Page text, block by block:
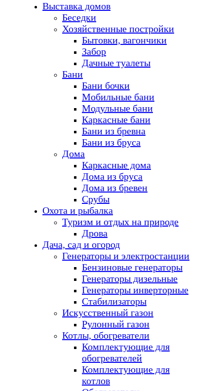
Выставка домов
Беседки
Хозяйственные постройки
Бытовки, вагончики
Забор
Дачные туалеты
Бани
Бани бочки
Мобильные бани
Модульные бани
Каркасные бани
Бани из бревна
Бани из бруса
Дома
Каркасные дома
Дома из бруса
Дома из бревен
Срубы
Охота и рыбалка
Туризм и отдых на природе
Дрова
Дача, сад и огород
Генераторы и электростанции
Бензиновые генераторы
Генераторы дизельные
Генераторы инверторные
Стабилизаторы
Искусственный газон
Рулонный газон
Котлы, обогреватели
Комплектующие для
обогревателей
Комплектующие для
котлов